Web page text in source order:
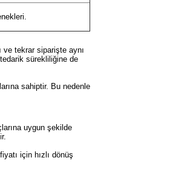
ve tekrar siparişte aynı
sürekliliğine de
sahiptir. Bu nedenle
uygun şekilde
için hızlı dönüş